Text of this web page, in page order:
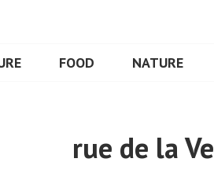
FOOD NATURE
rue de la